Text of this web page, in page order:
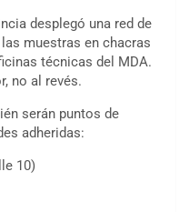
desplegó una red de
muestras en chacras
técnicas del MDA.
no al revés.
serán puntos de
adheridas:
10)